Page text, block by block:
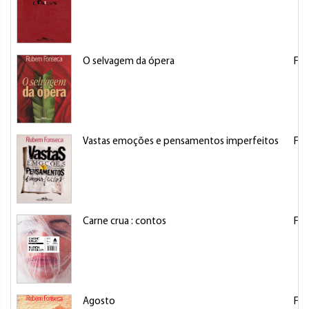
O selvagem da ópera
Vastas emoções e pensamentos imperfeitos
Carne crua : contos
Agosto